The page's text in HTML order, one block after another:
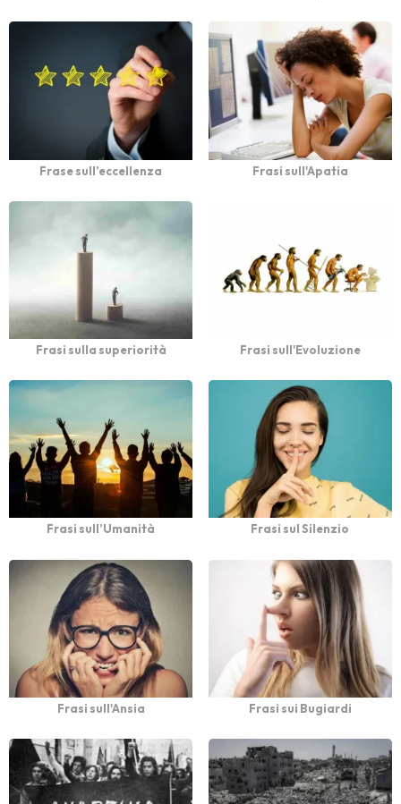
Frase sull’eccellenza Frasi sull'Apatia
Frasi sulla superiorità Frasi sull'Evoluzione
Frasi sull’Umanità Frasi sul Silenzio
Frasi sull'Ansia Frasi sui Bugiardi